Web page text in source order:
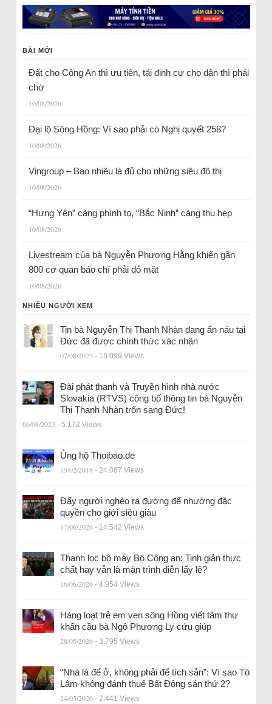
BÀI MỚI
Đất cho Công An thì ưu tiên, tái định cư cho dân thì phải
chờ
10/08/2026
Đại lộ Sông Hồng: Vì sao phải có Nghị quyết 258?
10/08/2026
Vingroup – Bao nhiêu là đủ cho những siêu đô thị
10/08/2026
“Hưng Yên” càng phình to, “Bắc Ninh” càng thu hẹp
10/08/2026
Livestream của bà Nguyễn Phương Hằng khiến gần
800 cơ quan báo chí phải đỏ mặt
10/08/2026
NHIỀU NGƯỜI XEM
Tin bà Nguyễn Thị Thanh Nhàn đang ẩn náu tại
Đức đã được chính thức xác nhận
07/08/2023 - 15.099 Views
Đài phát thanh và Truyền hình nhà nước
Slovakia (RTVS) công bố thông tin bà Nguyễn
Thị Thanh Nhàn trốn sang Đức!
06/08/2023 - 5.172 Views
Ủng hộ Thoibao.de
15/02/2018 - 24.087 Views
Đẩy người nghèo ra đường để nhường đặc
quyền cho giới siêu giàu
17/06/2026 - 14.542 Views
Thanh lọc bộ máy Bộ Công an: Tinh giản thực
chất hay vẫn là màn trình diễn lấy lệ?
16/06/2026 - 4.954 Views
Hàng loạt trẻ em ven sông Hồng viết tâm thư
khẩn cầu bà Ngô Phương Ly cứu giúp
28/05/2026 - 3.795 Views
“Nhà là để ở, không phải để tích sản”: Vì sao Tô
Lâm không đánh thuế Bất Động sản thứ 2?
24/05/2026 - 2.441 Views